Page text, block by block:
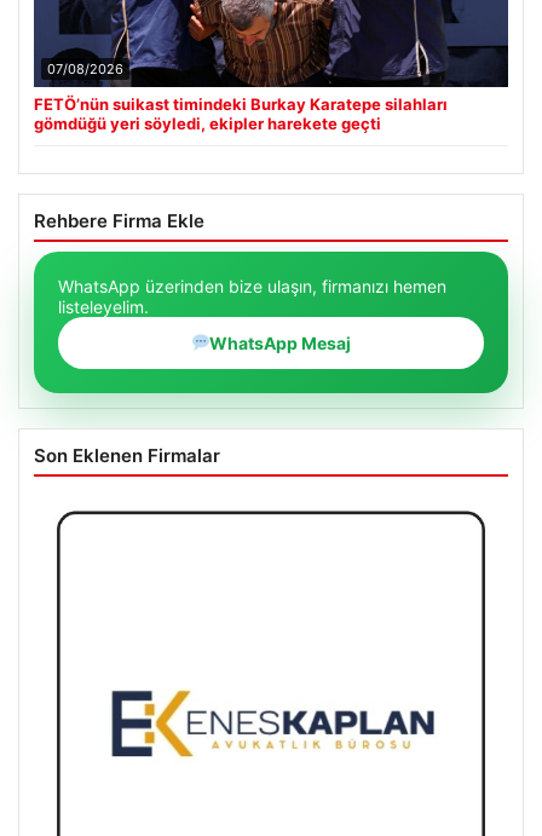
07/08/2026
FETÖ’nün suikast timindeki Burkay Karatepe silahları
gömdüğü yeri söyledi, ekipler harekete geçti
Rehbere Firma Ekle
WhatsApp üzerinden bize ulaşın, firmanızı hemen
listeleyelim.
WhatsApp Mesaj
Son Eklenen Firmalar